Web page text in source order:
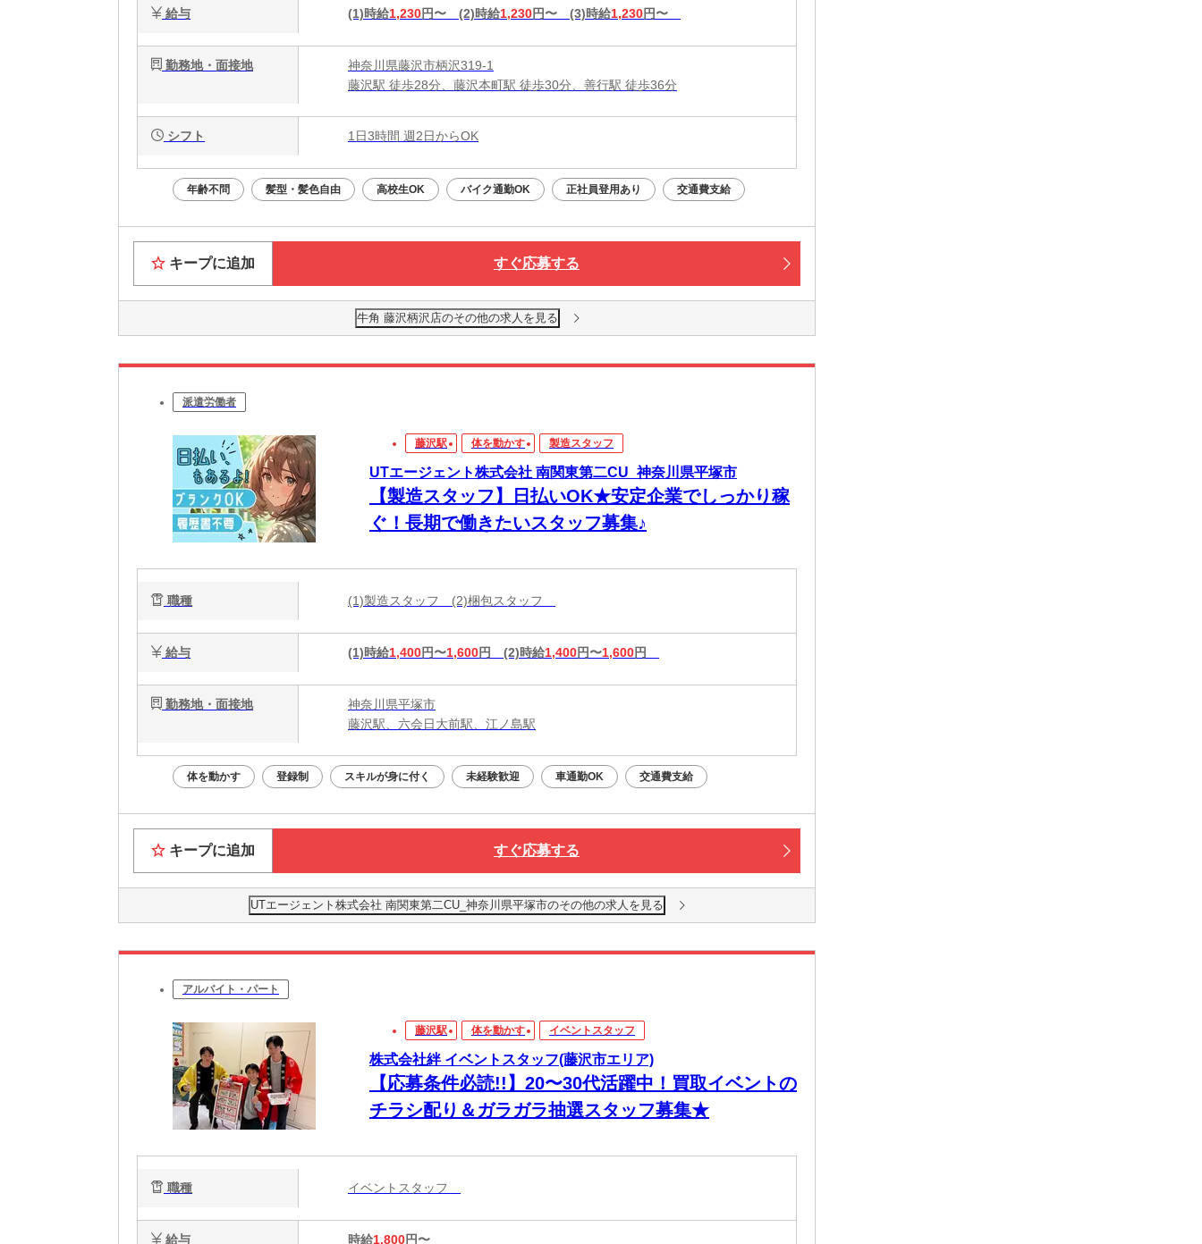
給与 (1)時給1,230円〜 (2)時給1,230円〜 (3)時給1,230円〜
勤務地・面接地
神奈川県藤沢市柄沢319-1
藤沢駅 徒歩28分、藤沢本町駅 徒歩30分、善行駅 徒歩36分
シフト 1日3時間 週2日からOK
年齢不問 髪型・髪色自由 高校生OK バイク通勤OK 正社員登用あり 交通費支給
キープに追加 すぐ応募する
牛角 藤沢柄沢店のその他の求人を見る
派遣労働者
藤沢駅 体を動かす 製造スタッフ
UTエージェント株式会社 南関東第二CU_神奈川県平塚市
【製造スタッフ】日払いOK★安定企業でしっかり稼
ぐ！長期で働きたいスタッフ募集♪
職種 (1)製造スタッフ (2)梱包スタッフ
給与 (1)時給1,400円〜1,600円 (2)時給1,400円〜1,600円
勤務地・面接地
神奈川県平塚市
藤沢駅、六会日大前駅、江ノ島駅
体を動かす 登録制 スキルが身に付く 未経験歓迎 車通勤OK 交通費支給
キープに追加 すぐ応募する
UTエージェント株式会社 南関東第二CU_神奈川県平塚市のその他の求人を見る
アルバイト・パート
藤沢駅 体を動かす イベントスタッフ
株式会社絆 イベントスタッフ(藤沢市エリア)
【応募条件必読!!】20〜30代活躍中！買取イベントの
チラシ配り＆ガラガラ抽選スタッフ募集★
職種 イベントスタッフ
給与 時給1,800円〜